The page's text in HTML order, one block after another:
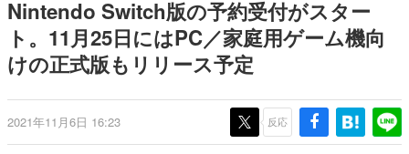
の形をした短編ホラー小説集です。
新世代に訊く
これからのデジタルゲーム市場を担う若きクリエイター達
ゲーム世代の作家たち
ゲームに多大な影響を受けた作家さんに取材し、ゲームが
Nintendo Switch版の予約受付がスター
ト。11月25日にはPC／家庭用ゲーム機向
けの正式版もリリース予定
2021年11月6日 16:23 反応